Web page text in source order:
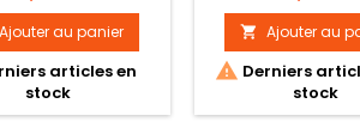
Ajouter au panier
articles en
stock
 Ajouter au
 Derniers
stock